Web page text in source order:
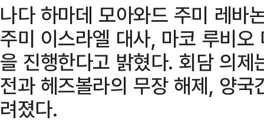
나다 하마데 모아와드 주미 레바
주미 이스라엘 대사, 마코 루비
을 진행한다고 밝혔다. 회담 의
전과 헤즈볼라의 무장 해제, 양
려졌다.